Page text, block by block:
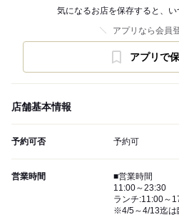
気になるお店を保存すると、い
アプリなら会員
アプリで
店舗基本情報
予約可否 予約可
営業時間
■営業時間
11:00～23:30
ランチ:11:00～
※4/5～4/13迄は